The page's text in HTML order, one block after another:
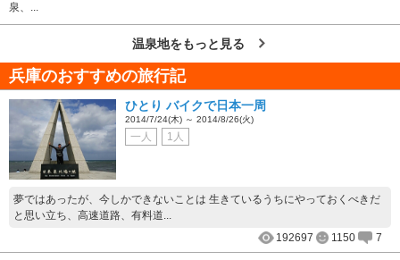
泉、...
温泉地をもっと見る
兵庫のおすすめの旅行記
ひとり バイクで日本一周
2014/7/24(木) ～ 2014/8/26(火)
一人 1人
夢ではあったが、今しかできないことは 生きているうちにやっておくべきだ
と思い立ち、高速道路、有料道...
192697
1150 7